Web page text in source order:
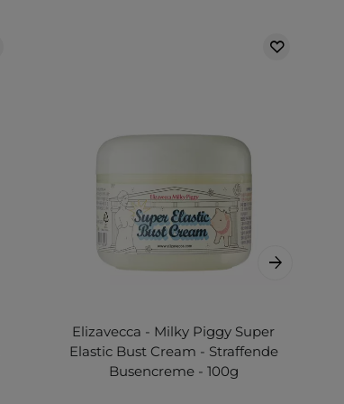
Elizavecca - Milky Piggy Super
Elastic Bust Cream - Straffende
Busencreme - 100g